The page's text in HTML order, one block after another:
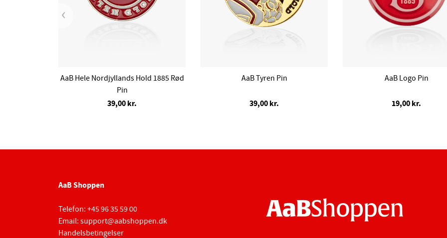
AaB Hele Nordjyllands Hold 1885 Rød
Pin
39,00 kr.
AaB Tyren Pin
39,00 kr.
AaB Logo Pin
19,00 kr.
‹
AaB Shoppen
Telefon: +45 96 35 59 00
Email: support@aabshoppen.dk
Handelsbetingelser